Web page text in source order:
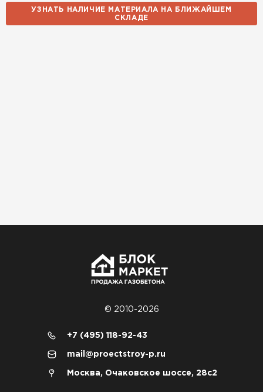
УЗНАТЬ НАЛИЧИЕ МАТЕРИАЛА НА БЛИЖАЙШЕМ
СКЛАДЕ
© 2010-2026
+7 (495) 118-92-43
mail@proectstroy-p.ru
Москва, Очаковское шоссе, 28с2